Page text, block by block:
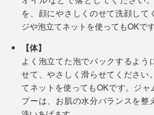
私たちの髪・肌へのストレスはもち
ストレスも徹底的に抑えた逸品です。
を、顔にやさしくのせて洗顔して
ジや泡立てネットを使ってもOKです
【体】
よく泡立てた泡でパックするよう
せて、やさしく滑らせてください
てネットを使ってもOKです。ジャ
プーは、お肌の水分バランスを整